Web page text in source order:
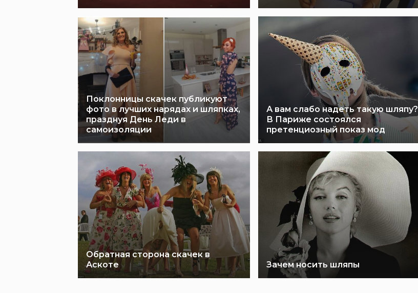
Поклонницы скачек публикуют
фото в лучших нарядах и шляпках,
празднуя День Леди в
самоизоляции
А вам слабо надеть такую шляпу?
В Париже состоялся
претенциозный показ мод
Обратная сторона скачек в
Аскоте
Зачем носить шляпы